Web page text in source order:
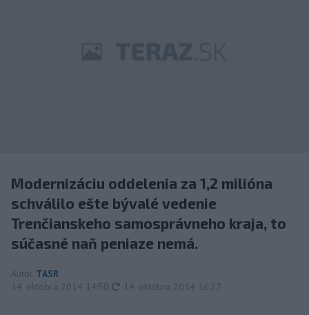
Modernizáciu oddelenia za 1,2 milióna
schválilo ešte bývalé vedenie
Trenčianskeho samosprávneho kraja, to
súčasné naň peniaze nemá.
Autor TASR
14. októbra 2014 14:50
aktualizované
14. októbra 2014 16:27